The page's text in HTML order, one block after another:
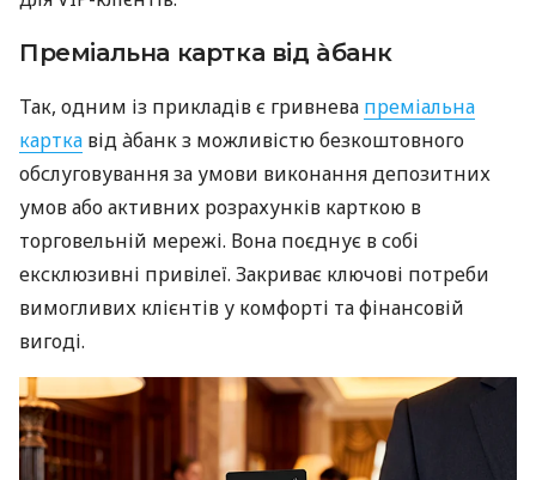
Преміальна картка від àбанк
Так, одним із прикладів є гривнева преміальна
картка від àбанк з можливістю безкоштовного
обслуговування за умови виконання депозитних
умов або активних розрахунків карткою в
торговельній мережі. Вона поєднує в собі
ексклюзивні привілеї. Закриває ключові потреби
вимогливих клієнтів у комфорті та фінансовій
вигоді.